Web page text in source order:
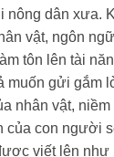
nông dân xưa.
vật, ngôn
tôn lên tài
muốn gửi gắm
nhân vật, niềm
của con người
viết lên như